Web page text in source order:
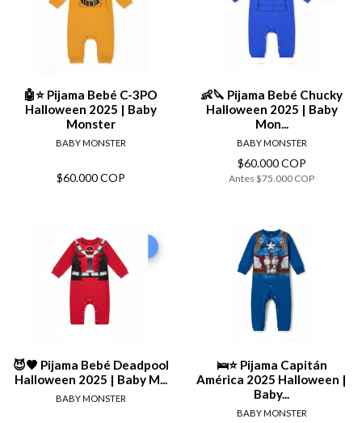
🤖⭐ Pijama Bebé C-3PO
Halloween 2025 | Baby
Monster
BABY MONSTER
$60.000 COP
👶🔪 Pijama Bebé Chucky
Halloween 2025 | Baby
Mon...
BABY MONSTER
$60.000 COP
Antes $75.000 COP
-20%
😈🖤 Pijama Bebé Deadpool
Halloween 2025 | Baby M...
BABY MONSTER
🛌⭐ Pijama Capitán
América 2025 Halloween |
Baby...
BABY MONSTER